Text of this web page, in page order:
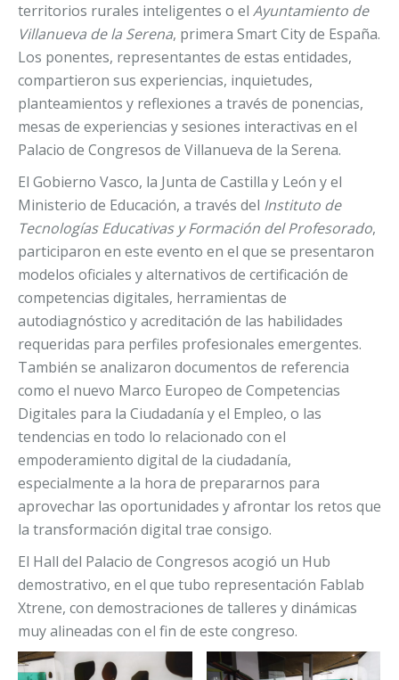
territorios rurales inteligentes o el Ayuntamiento de
Villanueva de la Serena, primera Smart City de España.
Los ponentes, representantes de estas entidades,
compartieron sus experiencias, inquietudes,
planteamientos y reflexiones a través de ponencias,
mesas de experiencias y sesiones interactivas en el
Palacio de Congresos de Villanueva de la Serena.
El Gobierno Vasco, la Junta de Castilla y León y el
Ministerio de Educación, a través del Instituto de
Tecnologías Educativas y Formación del Profesorado,
participaron en este evento en el que se presentaron
modelos oficiales y alternativos de certificación de
competencias digitales, herramientas de
autodiagnóstico y acreditación de las habilidades
requeridas para perfiles profesionales emergentes.
También se analizaron documentos de referencia
como el nuevo Marco Europeo de Competencias
Digitales para la Ciudadanía y el Empleo, o las
tendencias en todo lo relacionado con el
empoderamiento digital de la ciudadanía,
especialmente a la hora de prepararnos para
aprovechar las oportunidades y afrontar los retos que
la transformación digital trae consigo.
El Hall del Palacio de Congresos acogió un Hub
demostrativo, en el que tubo representación Fablab
Xtrene, con demostraciones de talleres y dinámicas
muy alineadas con el fin de este congreso.